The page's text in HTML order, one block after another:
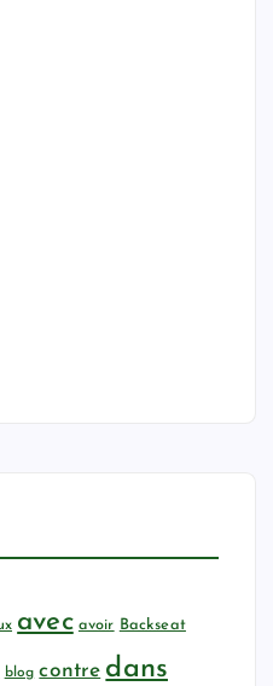
avec avoir Backseat
blog contre dans